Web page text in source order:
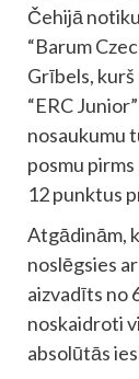
Čehijā
“Barum
Grībels,
“ERC
nosaukumu
posmu
12 punktus
Atgādinām,
noslēgsies
aizvadīts no
noskaidroti
absolūtās